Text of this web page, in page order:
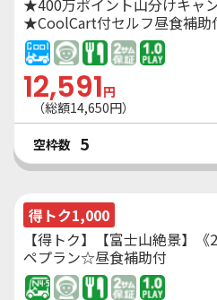
★400万ポイント山分けキャ
★CoolCart付セルフ昼食補
12,591円
（総額14,650円）
空枠数 5
得トク1,000
【得トク】【富士山絶景】
ペプラン☆昼食補助付